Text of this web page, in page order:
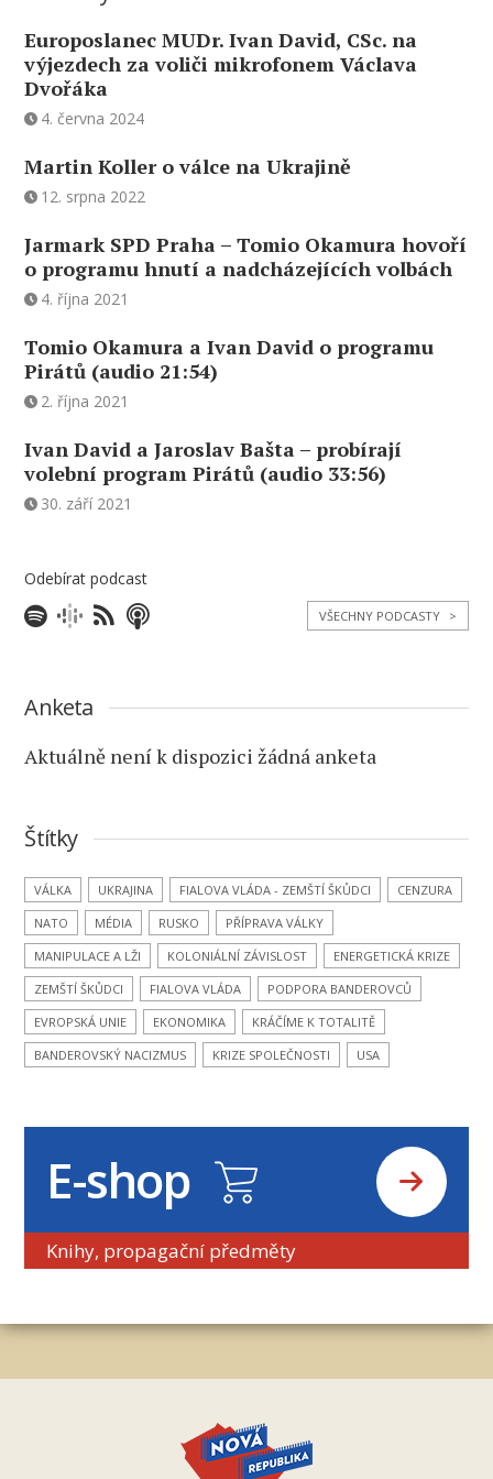
Europoslanec MUDr. Ivan David, CSc. na
výjezdech za voliči mikrofonem Václava
Dvořáka
4. června 2024
Martin Koller o válce na Ukrajině
12. srpna 2022
Jarmark SPD Praha – Tomio Okamura hovoří
o programu hnutí a nadcházejících volbách
4. října 2021
Tomio Okamura a Ivan David o programu
Pirátů (audio 21:54)
2. října 2021
Ivan David a Jaroslav Bašta – probírají
volební program Pirátů (audio 33:56)
30. září 2021
Odebírat podcast
VŠECHNY PODCASTY >
Anketa
Aktuálně není k dispozici žádná anketa
Štítky
VÁLKA UKRAJINA FIALOVA VLÁDA - ZEMŠTÍ ŠKŮDCI
CENZURA
NATO
MÉDIA RUSKO
PŘÍPRAVA VÁLKY
MANIPULACE A LŽI
KOLONIÁLNÍ ZÁVISLOST
ENERGETICKÁ KRIZE
ZEMŠTÍ ŠKŮDCI
FIALOVA VLÁDA
PODPORA BANDEROVCŮ
EVROPSKÁ UNIE
EKONOMIKA
KRÁČÍME K TOTALITĚ
BANDEROVSKÝ NACIZMUS
KRIZE SPOLEČNOSTI USA
E-shop
Knihy, propagační předměty